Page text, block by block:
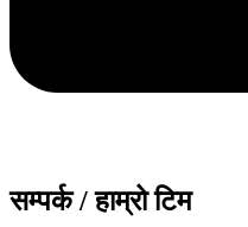
सम्पर्क / हाम्रो टिम